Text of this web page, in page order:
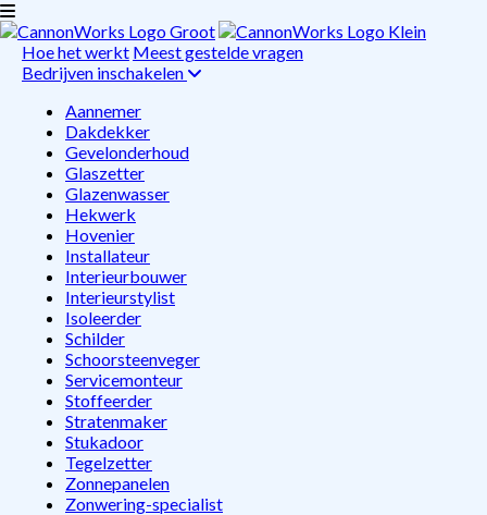
Hoe het werkt Meest gestelde vragen
Bedrijven inschakelen
Aannemer
Dakdekker
Gevelonderhoud
Glaszetter
Glazenwasser
Hekwerk
Hovenier
Installateur
Interieurbouwer
Interieurstylist
Isoleerder
Schilder
Schoorsteenveger
Servicemonteur
Stoffeerder
Stratenmaker
Stukadoor
Tegelzetter
Zonnepanelen
Zonwering-specialist